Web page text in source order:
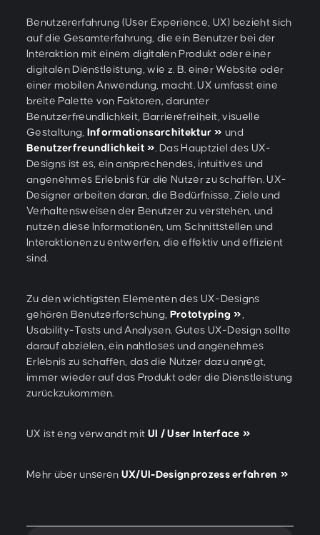
Benutzererfahrung (User Experience, UX) bezieht sich
auf die Gesamterfahrung, die ein Benutzer bei der
Interaktion mit einem digitalen Produkt oder einer
digitalen Dienstleistung, wie z. B. einer Website oder
einer mobilen Anwendung, macht. UX umfasst eine
breite Palette von Faktoren, darunter
Benutzerfreundlichkeit, Barrierefreiheit, visuelle
Gestaltung, Informationsarchitektur
und
Benutzerfreundlichkeit
. Das Hauptziel des UX-
Designs ist es, ein ansprechendes, intuitives und
angenehmes Erlebnis für die Nutzer zu schaffen. UX-
Designer arbeiten daran, die Bedürfnisse, Ziele und
Verhaltensweisen der Benutzer zu verstehen, und
nutzen diese Informationen, um Schnittstellen und
Interaktionen zu entwerfen, die effektiv und effizient
sind.
Zu den wichtigsten Elementen des UX-Designs
gehören Benutzerforschung, Prototyping
,
Usability-Tests und Analysen. Gutes UX-Design sollte
darauf abzielen, ein nahtloses und angenehmes
Erlebnis zu schaffen, das die Nutzer dazu anregt,
immer wieder auf das Produkt oder die Dienstleistung
zurückzukommen.
UX ist eng verwandt mit UI / User Interface
Mehr über unseren UX/UI-Designprozess erfahren